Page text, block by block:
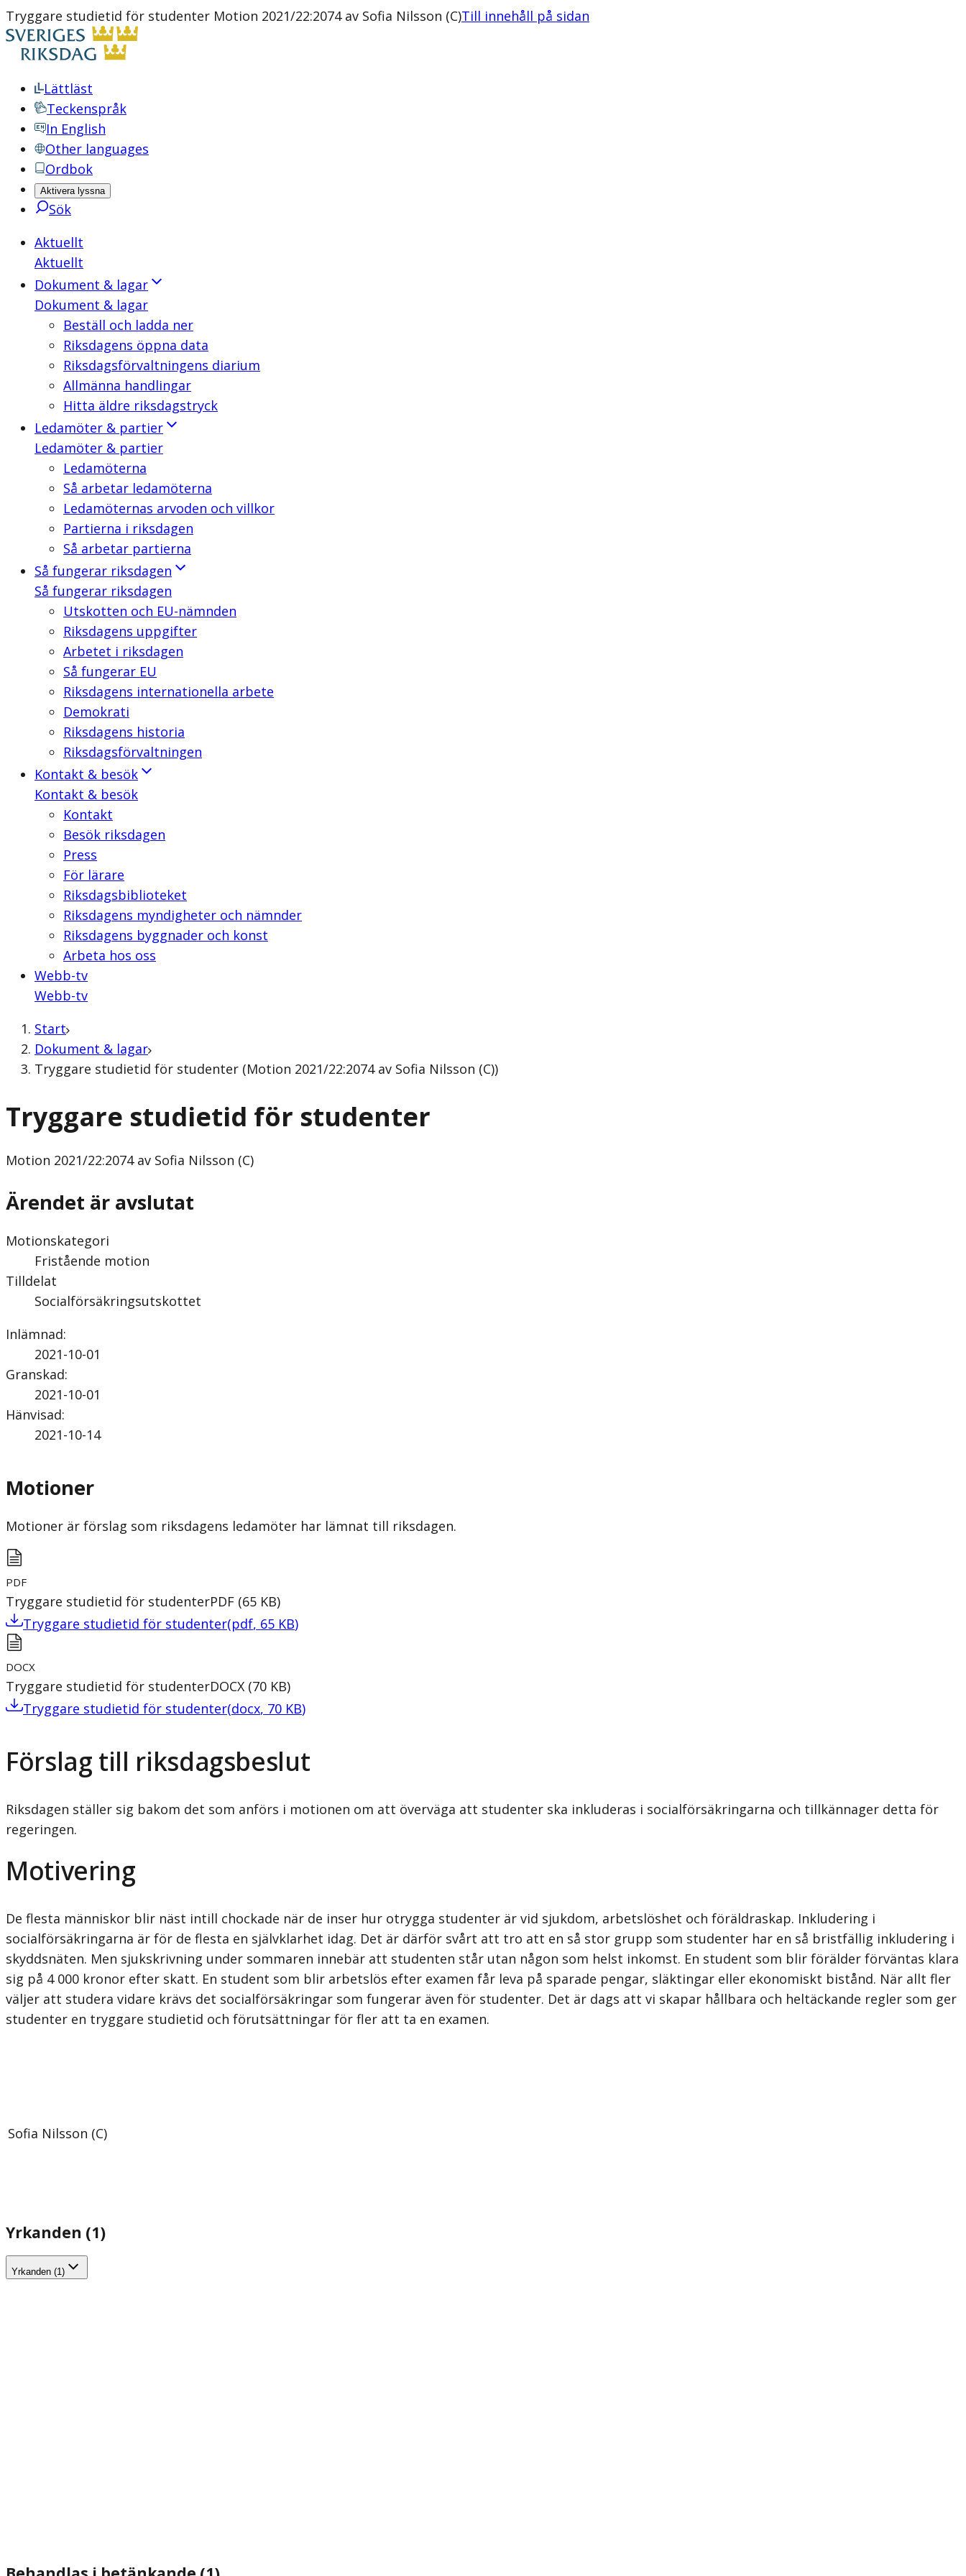
Tryggare studietid för studenter Motion 2021/22:2074 av Sofia Nilsson (C)Till innehåll på sidan
Lättläst
Teckenspråk
In English
Other languages
Ordbok
Aktivera lyssna
Sök
Aktuellt
Aktuellt
Dokument & lagar
Dokument & lagar
Beställ och ladda ner
Riksdagens öppna data
Riksdagsförvaltningens diarium
Allmänna handlingar
Hitta äldre riksdagstryck
Ledamöter & partier
Ledamöter & partier
Ledamöterna
Så arbetar ledamöterna
Ledamöternas arvoden och villkor
Partierna i riksdagen
Så arbetar partierna
Så fungerar riksdagen
Så fungerar riksdagen
Utskotten och EU-nämnden
Riksdagens uppgifter
Arbetet i riksdagen
Så fungerar EU
Riksdagens internationella arbete
Demokrati
Riksdagens historia
Riksdagsförvaltningen
Kontakt & besök
Kontakt & besök
Kontakt
Besök riksdagen
Press
För lärare
Riksdagsbiblioteket
Riksdagens myndigheter och nämnder
Riksdagens byggnader och konst
Arbeta hos oss
Webb-tv
Webb-tv
Start
Dokument & lagar
Tryggare studietid för studenter (Motion 2021/22:2074 av Sofia Nilsson (C))
Tryggare studietid för studenter
Motion 2021/22:2074 av Sofia Nilsson (C)
Ärendet är avslutat
Motionskategori
Fristående motion
Tilldelat
Socialförsäkringsutskottet
Inlämnad:
2021-10-01
Granskad:
2021-10-01
Hänvisad:
2021-10-14
Motioner
Motioner är förslag som riksdagens ledamöter har lämnat till riksdagen.
PDF
Tryggare studietid för studenterPDF (65 KB)
Tryggare studietid för studenter(pdf, 65 KB)
DOCX
Tryggare studietid för studenterDOCX (70 KB)
Tryggare studietid för studenter(docx, 70 KB)
Förslag till riksdagsbeslut
Riksdagen ställer sig bakom det som anförs i motionen om att överväga att studenter ska inkluderas i socialförsäkringarna och tillkännager detta för
regeringen.
Motivering
De flesta människor blir näst intill chockade när de inser hur otrygga studenter är vid sjukdom, arbetslöshet och föräldraskap. Inkludering i
socialförsäkringarna är för de flesta en självklarhet idag. Det är därför svårt att tro att en så stor grupp som studenter har en så bristfällig inkludering i
skyddsnäten. Men sjukskrivning under sommaren innebär att studenten står utan någon som helst inkomst. En student som blir förälder förväntas klara
sig på 4 000 kronor efter skatt. En student som blir arbetslös efter examen får leva på sparade pengar, släktingar eller ekonomiskt bistånd. När allt fler
väljer att studera vidare krävs det socialförsäkringar som fungerar även för studenter. Det är dags att vi skapar hållbara och heltäckande regler som ger
studenter en tryggare studietid och förutsättningar för fler att ta en examen.
Sofia Nilsson (C)
Yrkanden (1)
Yrkanden (1)